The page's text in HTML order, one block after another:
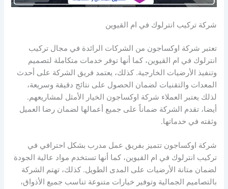
شركة تركيب انترلوك في ام القيوين
تعتبر شركة اوكساجون من الشركات الرائدة في مجال تركيب
انترلوك في ام القيوين، كما أنها توفر خدمات متكاملة لتصميم
وتنفيذ الأرضيات الخارجية. كذلك، يعتمد فريق الشركة على أحدث
المعدات والتقنيات لضمان الحصول على نتائج دقيقة وسريعة،
لذلك يعتبر العملاء شركة اوكساجون الخيار الأمثل لمشاريعهم.
أيضا، تقدم الشركة ضماناً على جميع أعمالها لضمان رضا العميل
وثقته في خدماتها.
شركة اوكساجون تتميز بفريق عمل مدرب بشكل احترافي في
تركيب انترلوك في ام القيوين، كما أنها تستخدم مواد عالية الجودة
لضمان متانة الأرضيات على المدى الطويل. كذلك، تهتم الشركة
بالتصاميم الجمالية وتوفير خيارات متنوعة تناسب جميع الأذواق،